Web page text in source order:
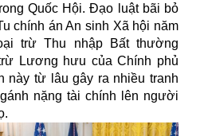
Quốc Hội. Đạo luật bãi bỏ
chính án An sinh Xã hội năm
trừ Thu nhập Bất thường
Lương hưu của Chính phủ
này từ lâu gây ra nhiều tranh
nặng tài chính lên người